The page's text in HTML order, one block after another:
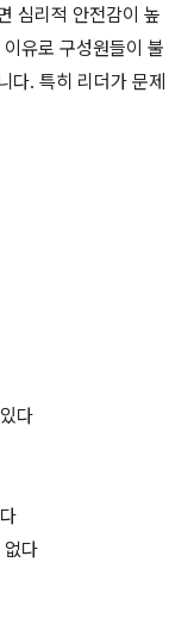
심리적 안전감이 높
유로 구성원들이 불
다. 특히 리더가 문제
다
없다